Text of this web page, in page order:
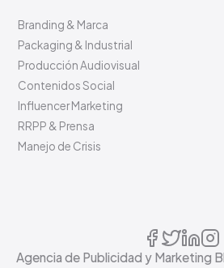
Branding & Marca
Packaging & Industrial
Producción Audiovisual
Contenidos Social
Influencer Marketing
RRPP & Prensa
Manejo de Crisis
Agencia de Publicidad y Marketing